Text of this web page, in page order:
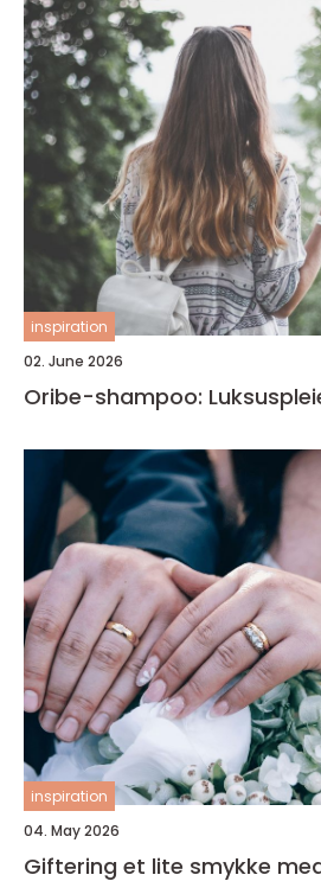
inspiration
02. June 2026
Oribe-shampoo:
inspiration
04. May 2026
Giftering et lite